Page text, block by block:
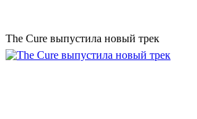
The Cure выпустила новый трек